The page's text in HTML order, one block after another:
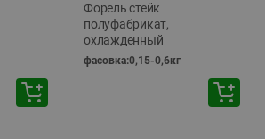
Форель стейк
полуфабрикат,
охлажденный
фасовка:0,15-0,6кг